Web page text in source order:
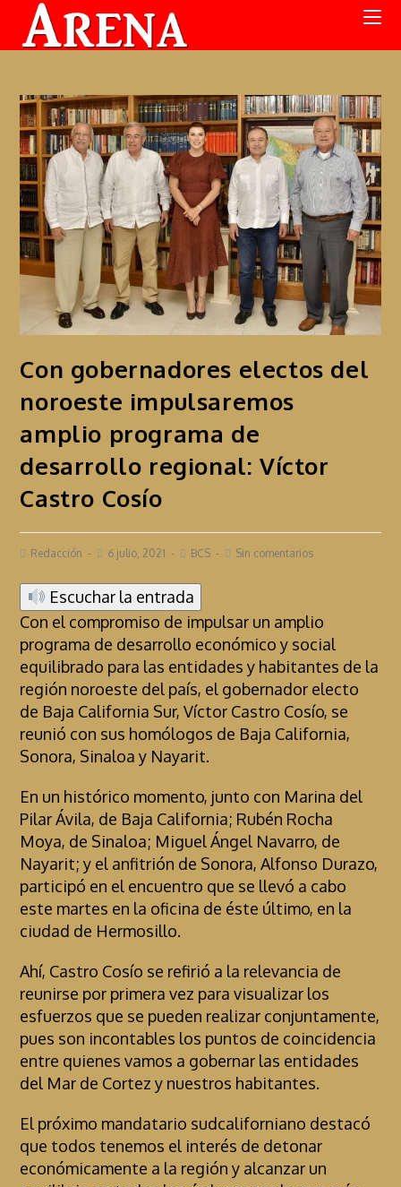
Con gobernadores electos del
noroeste impulsaremos
amplio programa de
desarrollo regional: Víctor
Castro Cosío
Redacción 6 julio, 2021 BCS Sin comentarios
Escuchar la entrada
Con el compromiso de impulsar un amplio
programa de desarrollo económico y social
equilibrado para las entidades y habitantes de la
región noroeste del país, el gobernador electo
de Baja California Sur, Víctor Castro Cosío, se
reunió con sus homólogos de Baja California,
Sonora, Sinaloa y Nayarit.
En un histórico momento, junto con Marina del
Pilar Ávila, de Baja California; Rubén Rocha
Moya, de Sinaloa; Miguel Ángel Navarro, de
Nayarit; y el anfitrión de Sonora, Alfonso Durazo,
participó en el encuentro que se llevó a cabo
este martes en la oficina de éste último, en la
ciudad de Hermosillo.
Ahí, Castro Cosío se refirió a la relevancia de
reunirse por primera vez para visualizar los
esfuerzos que se pueden realizar conjuntamente,
pues son incontables los puntos de coincidencia
entre quienes vamos a gobernar las entidades
del Mar de Cortez y nuestros habitantes.
El próximo mandatario sudcaliforniano destacó
que todos tenemos el interés de detonar
económicamente a la región y alcanzar un